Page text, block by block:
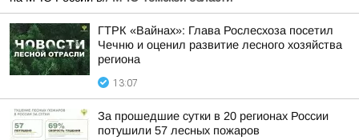
ГТРК «Вайнах»: Глава Рослесхоза посетил
Чечню и оценил развитие лесного хозяйства
региона
13:07
За прошедшие сутки в 20 регионах России
потушили 57 лесных пожаров